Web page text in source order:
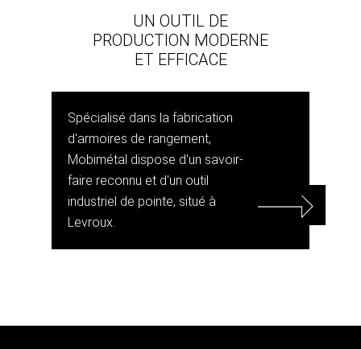
UN OUTIL DE
PRODUCTION MODERNE
ET EFFICACE
Spécialisé dans la fabrication
d'armoires de rangement,
Mobimétal dispose d'un savoir-
faire reconnu et d'un outil
industriel de pointe, situé à
Levroux.